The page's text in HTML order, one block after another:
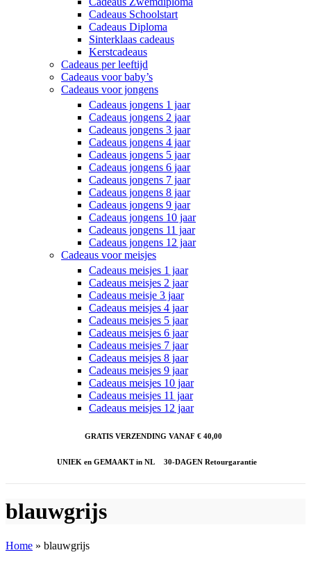
Cadeaus Schoolstart
Cadeaus Diploma
Sinterklaas cadeaus
Kerstcadeaus
Cadeaus per leeftijd
Cadeaus voor baby’s
Cadeaus voor jongens
Cadeaus jongens 1 jaar
Cadeaus jongens 2 jaar
Cadeaus jongens 3 jaar
Cadeaus jongens 4 jaar
Cadeaus jongens 5 jaar
Cadeaus jongens 6 jaar
Cadeaus jongens 7 jaar
Cadeaus jongens 8 jaar
Cadeaus jongens 9 jaar
Cadeaus jongens 10 jaar
Cadeaus jongens 11 jaar
Cadeaus jongens 12 jaar
Cadeaus voor meisjes
Cadeaus meisjes 1 jaar
Cadeaus meisjes 2 jaar
Cadeaus meisje 3 jaar
Cadeaus meisjes 4 jaar
Cadeaus meisjes 5 jaar
Cadeaus meisjes 6 jaar
Cadeaus meisjes 7 jaar
Cadeaus meisjes 8 jaar
Cadeaus meisjes 9 jaar
Cadeaus meisjes 10 jaar
Cadeaus meisjes 11 jaar
Cadeaus meisjes 12 jaar
GRATIS VERZENDING VANAF € 40,00
UNIEK en GEMAAKT in NL 30-DAGEN Retourgarantie
blauwgrijs
Home » blauwgrijs